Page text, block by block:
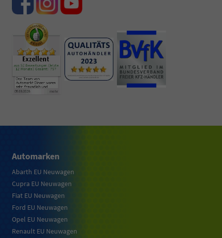
Automarken
Abarth EU Neuwagen
Cupra EU Neuwagen
Fiat EU Neuwagen
Ford EU Neuwagen
Opel EU Neuwagen
Renault EU Neuwagen